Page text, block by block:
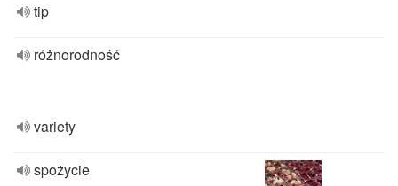
tip
różnorodność
variety
spożycie